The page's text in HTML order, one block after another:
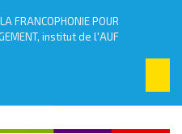
FRANCOPHONIE POUR
institut de l'AUF